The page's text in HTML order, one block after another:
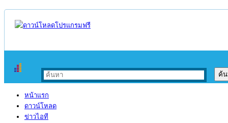
หน้าแรก
ดาวน์โหลด
ข่าวไอที